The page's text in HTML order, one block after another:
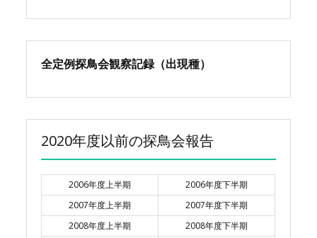
全定例探鳥会観察記録（出現種）
2020年度以前の探鳥会報告
2006年度上半期
2006年度下半期
2007年度上半期
2007年度下半期
2008年度上半期
2008年度下半期